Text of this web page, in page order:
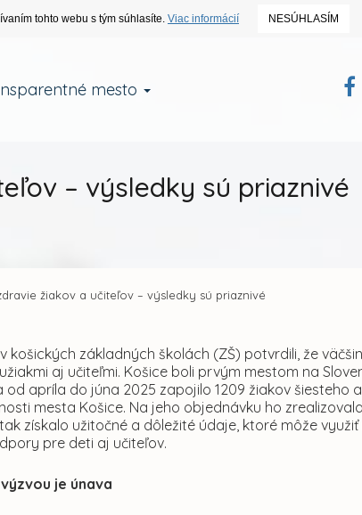
tohto webu s tým súhlasíte. Viac informácií NESÚHLASÍM
mesto
– výsledky sú priaznivé
žiakov a učiteľov – výsledky sú priaznivé
košických základných školách (ZŠ) potvrdili, že
aj učiteľmi. Košice boli prvým mestom na
apríla do júna 2025 zapojilo 1209 žiakov šiesteho
mesta Košice. Na jeho objednávku ho
získalo užitočné a dôležité údaje, ktoré môže
pre deti aj učiteľov.
je únava